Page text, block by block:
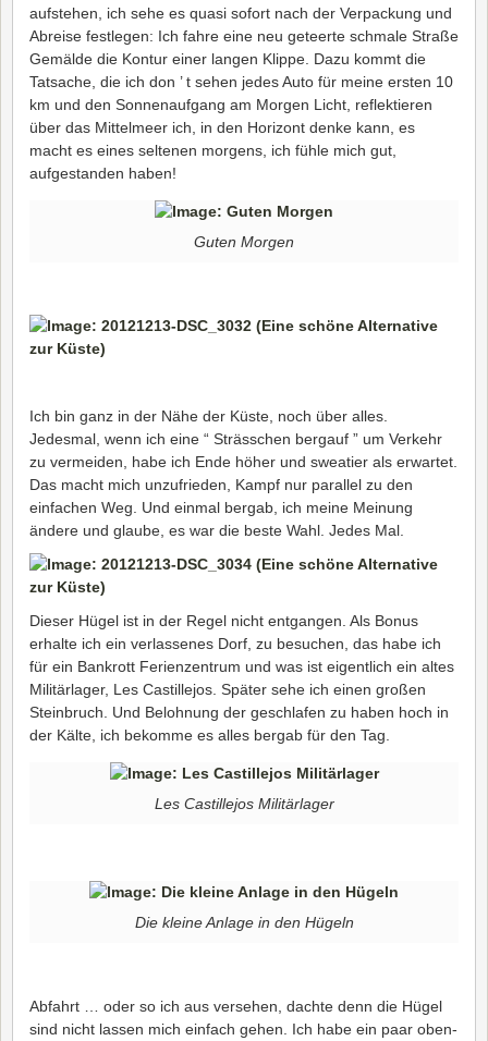
aufstehen, ich sehe es quasi sofort nach der Verpackung und
Abreise festlegen: Ich fahre eine neu geteerte schmale Straße
Gemälde die Kontur einer langen Klippe. Dazu kommt die
Tatsache, die ich don ’ t sehen jedes Auto für meine ersten 10
km und den Sonnenaufgang am Morgen Licht, reflektieren
über das Mittelmeer ich, in den Horizont denke kann, es
macht es eines seltenen morgens, ich fühle mich gut,
aufgestanden haben!
Guten Morgen
Ich bin ganz in der Nähe der Küste, noch über alles.
Jedesmal, wenn ich eine “ Strässchen bergauf ” um Verkehr
zu vermeiden, habe ich Ende höher und sweatier als erwartet.
Das macht mich unzufrieden, Kampf nur parallel zu den
einfachen Weg. Und einmal bergab, ich meine Meinung
ändere und glaube, es war die beste Wahl. Jedes Mal.
Dieser Hügel ist in der Regel nicht entgangen. Als Bonus
erhalte ich ein verlassenes Dorf, zu besuchen, das habe ich
für ein Bankrott Ferienzentrum und was ist eigentlich ein altes
Militärlager, Les Castillejos. Später sehe ich einen großen
Steinbruch. Und Belohnung der geschlafen zu haben hoch in
der Kälte, ich bekomme es alles bergab für den Tag.
Les Castillejos Militärlager
Die kleine Anlage in den Hügeln
Abfahrt … oder so ich aus versehen, dachte denn die Hügel
sind nicht lassen mich einfach gehen. Ich habe ein paar oben-